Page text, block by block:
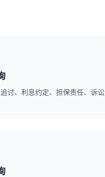
讨、利息约定、担保责任、诉讼